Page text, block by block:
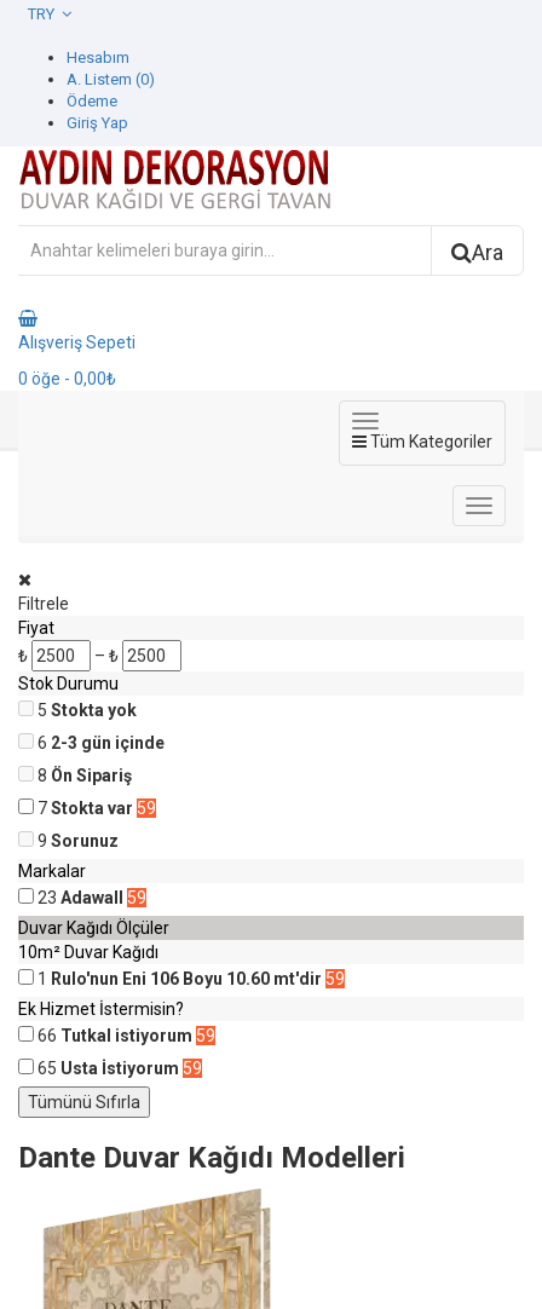
Hesabım
A. Listem (0)
Ödeme
Giriş Yap
Ara
Alışveriş Sepeti
0 öğe - 0,00₺
Tüm Kategoriler
Filtrele
Fiyat
₺
– ₺
Stok Durumu
5 Stokta yok
6 2-3 gün içinde
8 Ön Sipariş
7Stokta var 59
9 Sorunuz
Markalar
23 Adawall
59
Duvar Kağıdı Ölçüler
10m² Duvar Kağıdı
1 Rulo'nun Eni 106 Boyu 10.60 mt'dir 59
Ek Hizmet İstermisin?
66 Tutkal istiyorum 59
65 Usta İstiyorum 59
Dante Duvar Kağıdı Modelleri